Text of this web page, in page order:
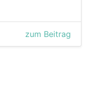
zum Beitrag